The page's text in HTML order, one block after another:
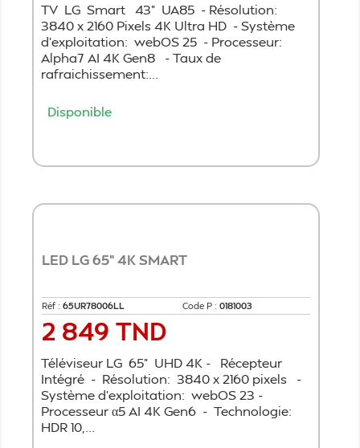
TV LG Smart 43" UA85 - Résolution:
3840 x 2160 Pixels 4K Ultra HD - Système
d'exploitation: webOS 25 - Processeur:
Alpha7 AI 4K Gen8 - Taux de
rafraichissement:...
Disponible
LED LG 65" 4K SMART
Réf : 65UR78006LL Code P : 0181003
Prix
2 849 TND
Téléviseur LG 65" UHD 4K - Récepteur
Intégré - Résolution: 3840 x 2160 pixels -
Système d'exploitation: webOS 23 -
Processeur α5 AI 4K Gen6 - Technologie:
HDR 10,...